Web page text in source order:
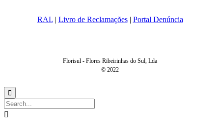
RAL| Livro de Reclamações| Portal Denúncia
Florisul - Flores Ribeirinhas do Sul, Lda
© 2022

